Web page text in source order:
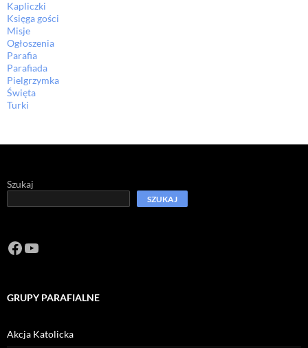
Kapliczki
Księga gości
Misje
Ogłoszenia
Parafia
Parafiada
Pielgrzymka
Święta
Turki
Szukaj
SZUKAJ
Facebook
https://www.youtube.com/channel/
GRUPY PARAFIALNE
Akcja Katolicka